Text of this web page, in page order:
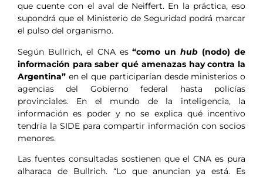
que cuente con el aval de Neiffert. En la práctica, eso
supondrá que el Ministerio de Seguridad podrá marcar
el pulso del organismo.
Según Bullrich, el CNA es“como unhub (nodo) de
información para saber qué amenazas hay contra la
Argentina” en el que participarían desde ministerios o
agencias del Gobierno federal hasta policías
provinciales. En el mundo de la inteligencia, la
información es poder y no se explica qué incentivo
tendría la SIDE para compartir información con socios
menores.
Las fuentes consultadas sostienen que el CNA es pura
alharaca de Bullrich. “Lo que anuncian ya está. Es